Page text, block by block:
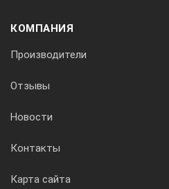
КОМПАНИЯ
Производители
Отзывы
Новости
Контакты
Карта сайта